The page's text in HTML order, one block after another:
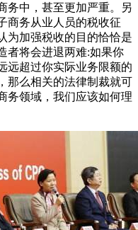
务中，甚至更加严重。另
商务从业人员的税收征
为加强税收的目的恰恰是
者将会进退两难:如果你
远超过你实际业务限额的
那么相关的法律制裁就可
务领域，我们应该如何理